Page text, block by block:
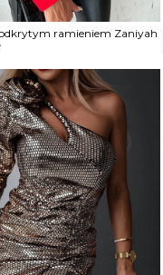
ramieniem Zaniyah